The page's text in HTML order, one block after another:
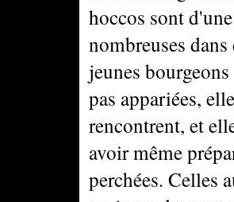
hoccos sont
nombreuses
jeunes
pas appariées,
rencontrent, et
avoir même
perchées. Celles